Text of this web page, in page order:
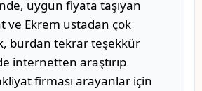
uygun fiyata taşıyan
ve Ekrem ustadan çok
burdan tekrar teşekkür
internetten araştırıp
firması arayanlar için